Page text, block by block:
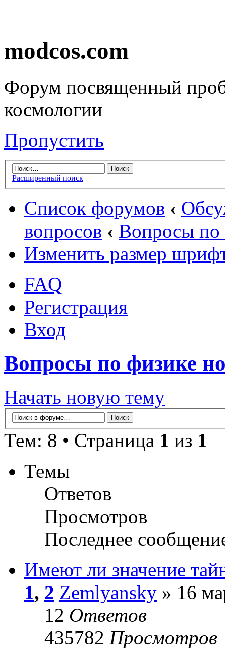
modcos.com
Форум посвященный
космологии
Пропустить
Расширенный поиск
Список форумов ‹
вопросов ‹ Вопросы по
Изменить размер
FAQ
Регистрация
Вход
Вопросы по физике
Начать новую тему
Тем: 8 • Страница 1 из 1
Темы
Ответов
Просмотров
Последнее
Имеют ли значение
1, 2 Zemlyansky » 16
12 Ответов
435782 Просмотров